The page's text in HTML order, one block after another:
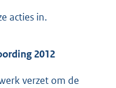
acties in.
2012
verzet om de